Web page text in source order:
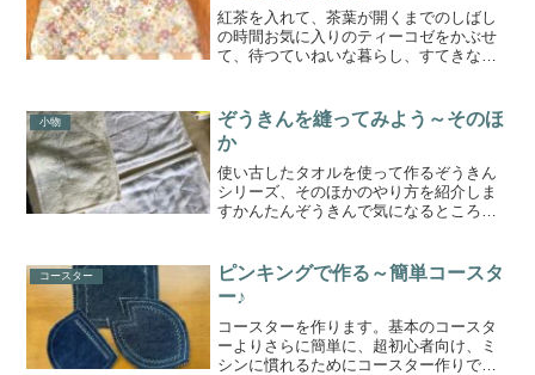
紅茶を入れて、茶葉が開くまでのしばし
の時間お気に入りのティーコゼをかぶせ
て、待つていねいな暮らし、すてきな暮
ましょうヽ(^。^)ノ買うのももちろんいい
のだけど、意外とお...
小物
ぞうきんを縫ってみよう～そのほ
か
使い古したタオルを使って作るぞうきん
シリーズ、そのほかのやり方を紹介しま
すかんたんぞうきんで気になるところ
トして、残りの薄いところを使ってぞう
きんを作ります二つ折りで二...
コースター
ピンキングで作る～簡単コースタ
ー♪
コースターを作ります。基本のコースタ
ーよりさらに簡単に、超初心者向け、ミ
シンに慣れるためにコースター作りで